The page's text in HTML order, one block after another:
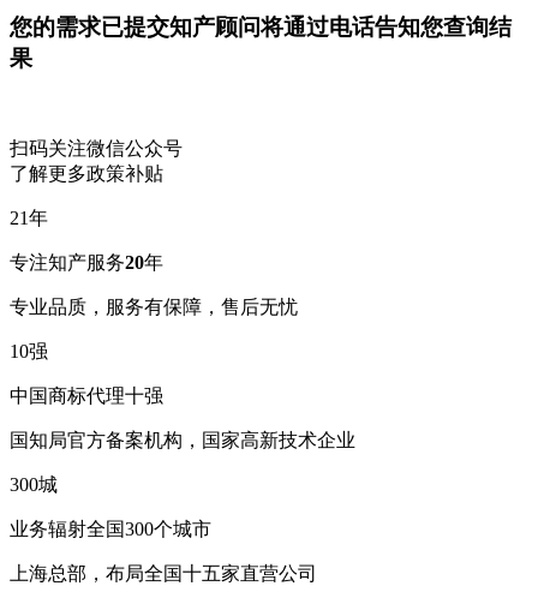
您的需求已提交知产顾问将通过电话告知您查询结
果
扫码关注微信公众号
了解更多政策补贴
21年
专注知产服务20年
专业品质，服务有保障，售后无忧
10强
中国商标代理十强
国知局官方备案机构，国家高新技术企业
300城
业务辐射全国300个城市
上海总部，布局全国十五家直营公司